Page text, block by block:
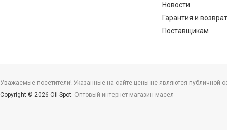
Новости
Гарантия и возврат
Поставщикам
Уважаемые посетители! Указанные на сайте цены не являются публичной
Copyright © 2026 Oil Spot. Оптовый интернет-магазин масел